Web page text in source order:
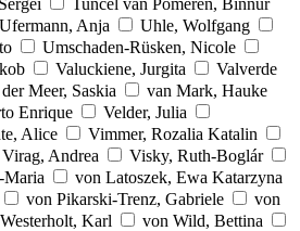
Ufermann, Anja
Uhle, Wolfgang
Umschaden-Rüsken, Nicole
Valuckiene, Jurgita
Valverde
Meer, Saskia
van Mark, Hauke
Enrique
Velder, Julia
Alice
Vimmer, Rozalia Katalin
Virag, Andrea
Visky, Ruth-Boglár
Maria
von Latoszek, Ewa Katarzyna
von Pikarski-Trenz, Gabriele
von
Karl
von Wild, Bettina